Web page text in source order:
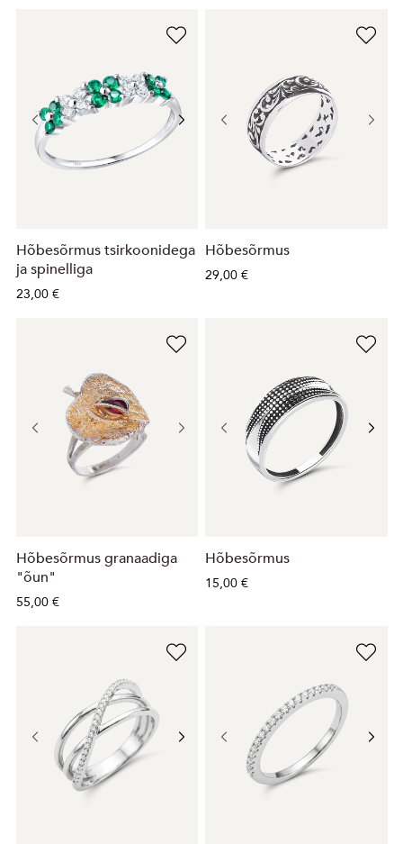
Hõbesõrmus tsirkoonidega
ja spinelliga
23,00 €
Hõbesõrmus
29,00 €
Hõbesõrmus granaadiga
"õun"
55,00 €
Hõbesõrmus
15,00 €